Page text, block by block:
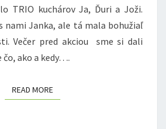
TRIO kuchárov Ja, Ďuri a Joži.
nami Janka, ale tá mala bohužiaľ
Večer pred akciou sme si dali
ako a kedy….
READ MOREREAD MORE